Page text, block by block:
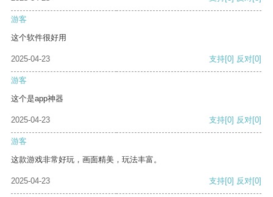
游客
这个软件很好用
2025-04-23 支持[0] 反对[0]
游客
这个是app神器
2025-04-23 支持[0] 反对[0]
游客
这款游戏非常好玩，画面精美，玩法丰富。
2025-04-23 支持[0] 反对[0]